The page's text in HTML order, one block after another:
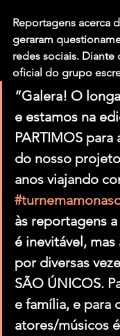
Reportagens acerca
geraram
redes sociais. Diante
oficial do grupo
“Galera! O
e estamos na
PARTIMOS
do nosso
anos viajando
às reportagens
é inevitável,
por diversas
SÃO ÚNICOS.
e família, e para
atores/músicos